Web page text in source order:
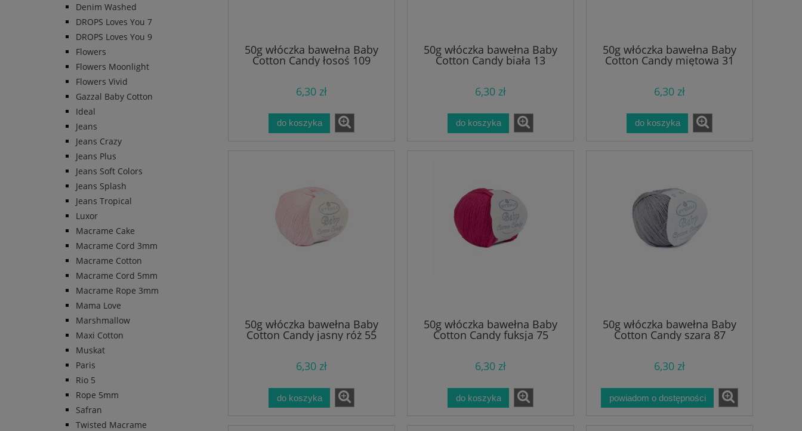
Denim Washed
DROPS Loves You 7
DROPS Loves You 9
Flowers
Flowers Moonlight
Flowers Vivid
Gazzal Baby Cotton
Ideal
Jeans
Jeans Crazy
Jeans Plus
Jeans Soft Colors
Jeans Splash
Jeans Tropical
Luxor
Macrame Cake
Macrame Cord 3mm
Macrame Cotton
Macrame Cord 5mm
Macrame Rope 3mm
Mama Love
Marshmallow
Maxi Cotton
Muskat
Paris
Rio 5
Rope 5mm
Safran
Twisted Macrame
50g włóczka bawełna Baby
Cotton Candy łosoś 109
6,30 zł
do koszyka
50g włóczka bawełna Baby
Cotton Candy biała 13
6,30 zł
do koszyka
50g włóczka bawełna Baby
Cotton Candy miętowa 31
6,30 zł
do koszyka
50g włóczka bawełna Baby
Cotton Candy jasny róż 55
6,30 zł
do koszyka
50g włóczka bawełna Baby
Cotton Candy fuksja 75
6,30 zł
do koszyka
50g włóczka bawełna Baby
Cotton Candy szara 87
6,30 zł
powiadom o dostępności